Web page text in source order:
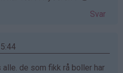
Svar
de som fikk rå boller har